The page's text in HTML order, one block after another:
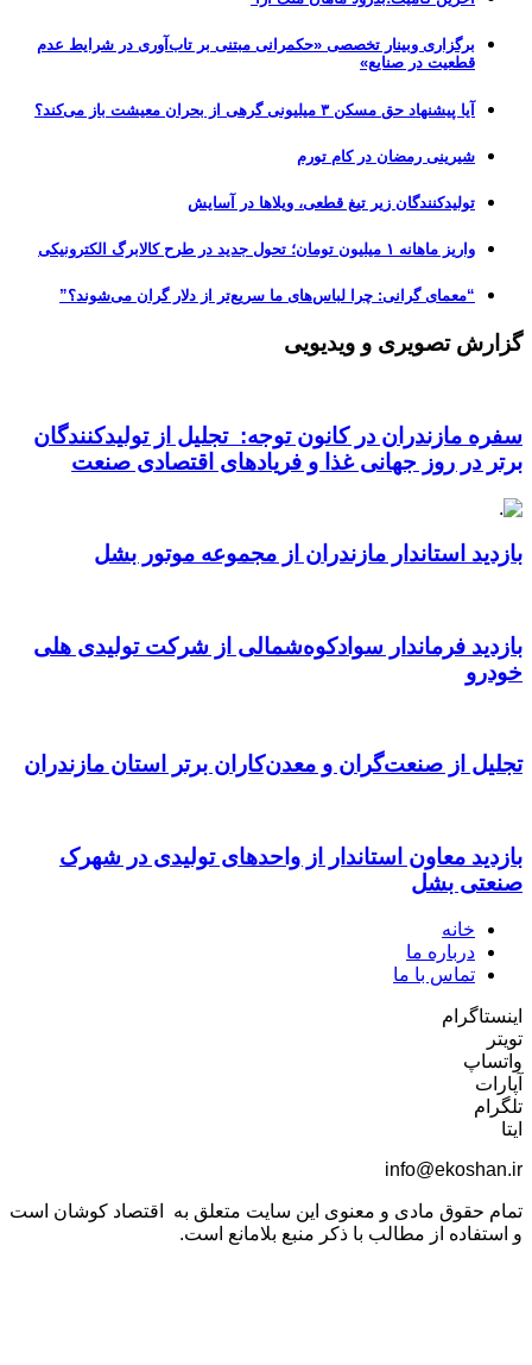
برگزاری وبینار تخصصی «حکمرانی مبتنی بر تاب‌آوری در شرایط عدم
قطعیت در صنایع»
آیا پیشنهاد حق مسکن ۳ میلیونی گرهی از بحران معیشت باز می‌کند؟
شیرینی رمضان در کام تورم
تولیدکنندگان زیر تیغ قطعی، ویلاها در آسایش
واریز ماهانه ۱ میلیون تومان؛ تحول جدید در طرح کالابرگ الکترونیکی
“معمای گرانی: چرا لباس‌های ما سریع‌تر از دلار گران می‌شوند؟”
گزارش تصویری و ویدیویی
سفره مازندران در کانون توجه: تجلیل از تولیدکنندگان
برتر در روز جهانی غذا و فریادهای اقتصادی صنعت
بازدید استاندار مازندران از مجموعه موتور بشل
بازدید فرماندار سوادکوه‌شمالی از شرکت تولیدی هلی
خودرو
تجلیل از صنعت‌گران و معدن‌کاران برتر استان مازندران
بازدید معاون استاندار از واحدهای تولیدی در شهرک
صنعتی بشل
خانه
درباره ما
تماس با ما
اینستاگرام
تویتر
واتساپ
آپارات
تلگرام
ایتا
info@ekoshan.ir
تمام حقوق مادی و معنوی این سایت متعلق به اقتصاد کوشان است
و استفاده از مطالب با ذکر منبع بلامانع است.